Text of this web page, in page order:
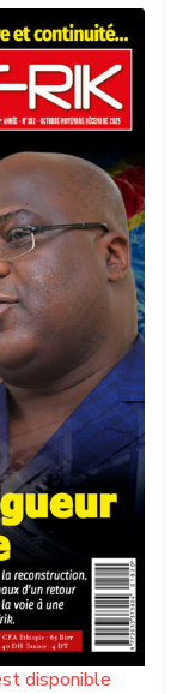
disponible